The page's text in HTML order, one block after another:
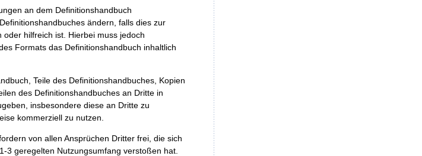
an dem Definitionshandbuch
ändern, falls dies zur
hilfreich ist. Hierbei muss jedoch
Formats das Definitionshandbuch inhaltlich
Teile des Definitionshandbuches, Kopien
des Definitionshandbuches an Dritte in
insbesondere diese an Dritte zu
kommerziell zu nutzen.
von allen Ansprüchen Dritter frei, die sich
3 geregelten Nutzungsumfang verstoßen hat.